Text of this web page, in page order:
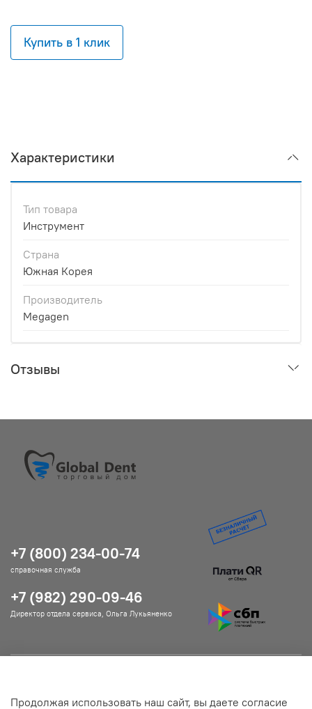
Купить в 1 клик
Характеристики
Тип товара
Инструмент
Страна
Южная Корея
Производитель
Megagen
Отзывы
+7 (800) 234-00-74
справочная служба
+7 (982) 290-09-46
Директор отдела сервиса, Ольга Лукьяненко
Продолжая использовать наш сайт, вы даете согласие